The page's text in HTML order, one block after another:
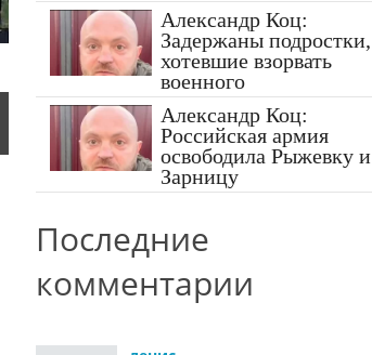
Александр Коц:
Задержаны подростки,
хотевшие взорвать
военного
Александр Коц:
Российская армия
освободила Рыжевку и
Зарницу
Последние
комментарии